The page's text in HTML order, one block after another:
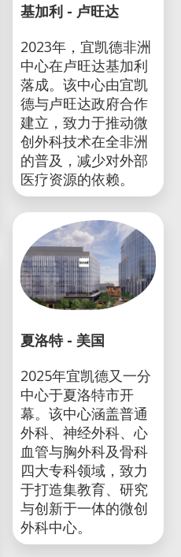
基加利 - 卢旺达
2023年，宜凯德非洲
中心在卢旺达基加利
落成。该中心由宜凯
德与卢旺达政府合作
建立，致力于推动微
创外科技术在全非洲
的普及，减少对外部
医疗资源的依赖。
夏洛特 - 美国
2025年宜凯德又一分
中心于夏洛特市开
幕。该中心涵盖普通
外科、神经外科、心
血管与胸外科及骨科
四大专科领域，致力
于打造集教育、研究
与创新于一体的微创
外科中心。